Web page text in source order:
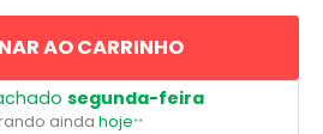
AO CARRINHO
segunda-feira
ainda hoje**